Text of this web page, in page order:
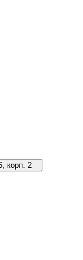
корп. 2